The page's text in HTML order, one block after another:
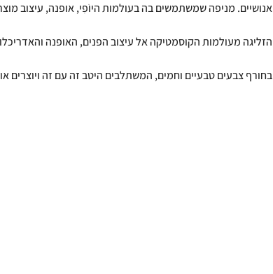
אנושיים. מניפה שמשתמשים בה בעולמות היוֹפִי, אופנה, עיצוב
הזליגה מעולמות הקוסמטיקה אל עיצוב הפנים, האופנה
בחורף צבעים טבעיים וחמים, המשתלבים היטב זה עם זה ויוצרים